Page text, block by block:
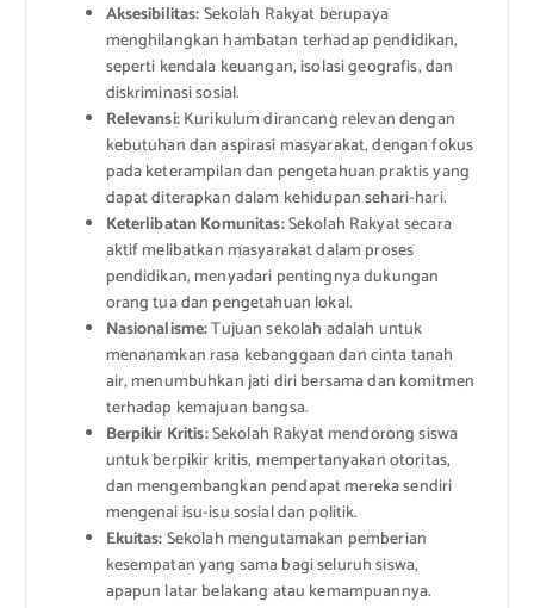
Aksesibilitas:Sekolah Rakyat berupaya
menghilangkan hambatan terhadap pendidikan,
seperti kendala keuangan, isolasi geografis, dan
diskriminasi sosial.
Relevansi:Kurikulum dirancang relevan dengan
kebutuhan dan aspirasi masyarakat, dengan fokus
pada keterampilan dan pengetahuan praktis yang
dapat diterapkan dalam kehidupan sehari-hari.
Keterlibatan Komunitas:Sekolah Rakyat secara
aktif melibatkan masyarakat dalam proses
pendidikan, menyadari pentingnya dukungan
orang tua dan pengetahuan lokal.
Nasionalisme:Tujuan sekolah adalah untuk
menanamkan rasa kebanggaan dan cinta tanah
air, menumbuhkan jati diri bersama dan komitmen
terhadap kemajuan bangsa.
Berpikir Kritis:Sekolah Rakyat mendorong siswa
untuk berpikir kritis, mempertanyakan otoritas,
dan mengembangkan pendapat mereka sendiri
mengenai isu-isu sosial dan politik.
Ekuitas:Sekolah mengutamakan pemberian
kesempatan yang sama bagi seluruh siswa,
apapun latar belakang atau kemampuannya.